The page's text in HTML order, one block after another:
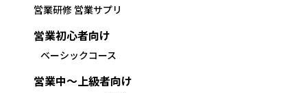
営業研修 営業サプリ
営業初心者向け
ベーシックコース
営業中〜上級者向け